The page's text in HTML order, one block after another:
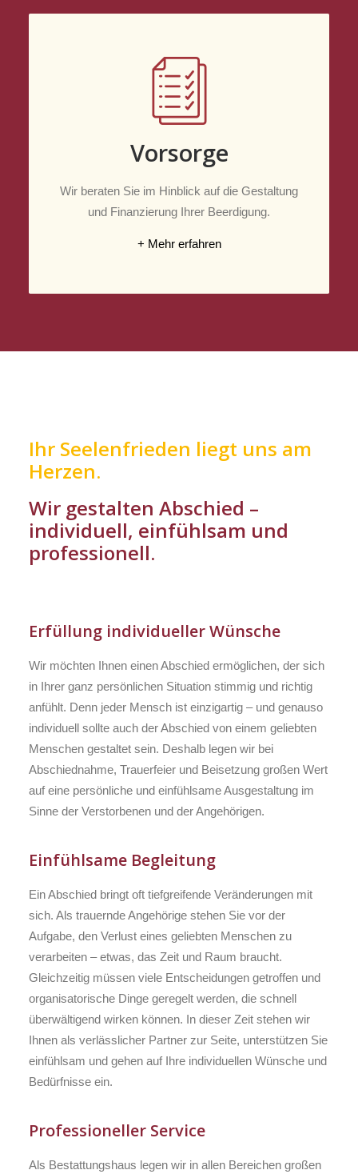
Vorsorge
Wir beraten Sie im Hinblick auf die Gestaltung
und Finanzierung Ihrer Beerdigung.
+ Mehr erfahren
Ihr Seelenfrieden liegt uns am
Herzen.
Wir gestalten Abschied –
individuell, einfühlsam und
professionell.
Erfüllung individueller Wünsche
Wir möchten Ihnen einen Abschied ermöglichen, der sich
in Ihrer ganz persönlichen Situation stimmig und richtig
anfühlt. Denn jeder Mensch ist einzigartig – und genauso
individuell sollte auch der Abschied von einem geliebten
Menschen gestaltet sein. Deshalb legen wir bei
Abschiednahme, Trauerfeier und Beisetzung großen Wert
auf eine persönliche und einfühlsame Ausgestaltung im
Sinne der Verstorbenen und der Angehörigen.
Einfühlsame Begleitung
Ein Abschied bringt oft tiefgreifende Veränderungen mit
sich. Als trauernde Angehörige stehen Sie vor der
Aufgabe, den Verlust eines geliebten Menschen zu
verarbeiten – etwas, das Zeit und Raum braucht.
Gleichzeitig müssen viele Entscheidungen getroffen und
organisatorische Dinge geregelt werden, die schnell
überwältigend wirken können. In dieser Zeit stehen wir
Ihnen als verlässlicher Partner zur Seite, unterstützen Sie
einfühlsam und gehen auf Ihre individuellen Wünsche und
Bedürfnisse ein.
Professioneller Service
Als Bestattungshaus legen wir in allen Bereichen großen